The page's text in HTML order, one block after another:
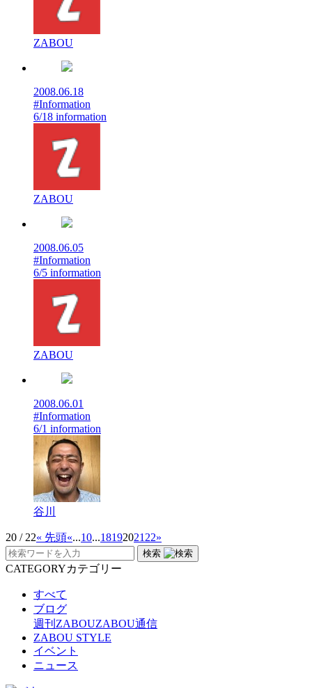
ZABOU
2008.06.18
#Information
6/18 information
ZABOU
2008.06.05
#Information
6/5 information
ZABOU
2008.06.01
#Information
6/1 information
谷川
20 / 22« 先頭«...10...18192021 22»
検索
CATEGORYカテゴリー
すべて
ブログ
週刊ZABOUZABOU通信
ZABOU STYLE
イベント
ニュース